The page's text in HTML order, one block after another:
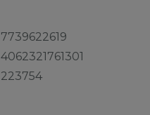
7739622619
4062321761301
223754